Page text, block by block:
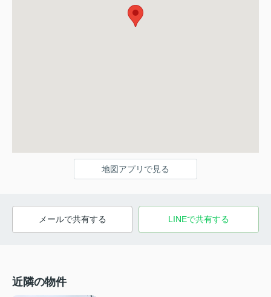
地図アプリで見る
メールで共有する LINEで共有する
近隣の物件